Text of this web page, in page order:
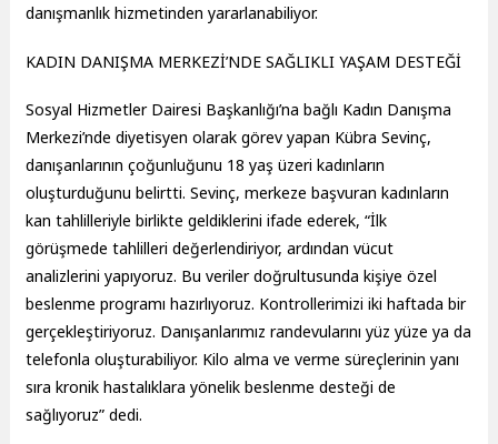
danışmanlık hizmetinden yararlanabiliyor.
KADIN DANIŞMA MERKEZİ’NDE SAĞLIKLI YAŞAM DESTEĞİ
Sosyal Hizmetler Dairesi Başkanlığı’na bağlı Kadın Danışma
Merkezi’nde diyetisyen olarak görev yapan Kübra Sevinç,
danışanlarının çoğunluğunu 18 yaş üzeri kadınların
oluşturduğunu belirtti. Sevinç, merkeze başvuran kadınların
kan tahlilleriyle birlikte geldiklerini ifade ederek, “İlk
görüşmede tahlilleri değerlendiriyor, ardından vücut
analizlerini yapıyoruz. Bu veriler doğrultusunda kişiye özel
beslenme programı hazırlıyoruz. Kontrollerimizi iki haftada bir
gerçekleştiriyoruz. Danışanlarımız randevularını yüz yüze ya da
telefonla oluşturabiliyor. Kilo alma ve verme süreçlerinin yanı
sıra kronik hastalıklara yönelik beslenme desteği de
sağlıyoruz” dedi.